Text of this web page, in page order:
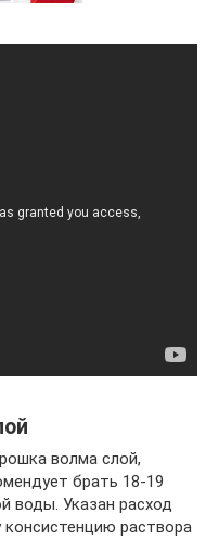
волма слой,
брать 18-19
воды. Указан расход
раствора